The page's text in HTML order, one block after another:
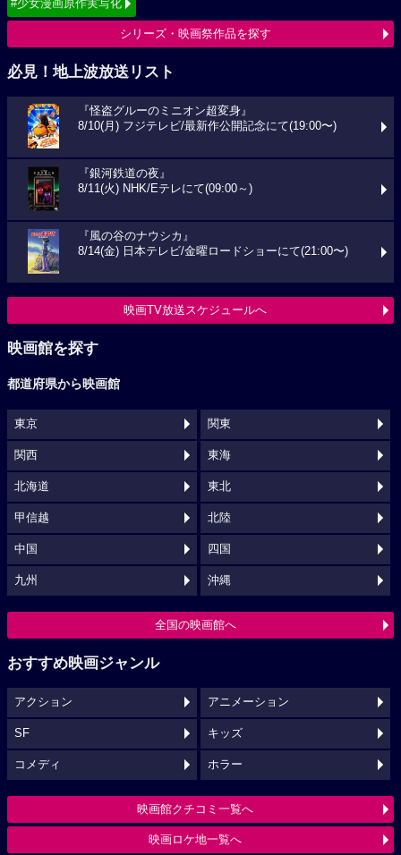
#少女漫画原作実写化
シリーズ・映画祭作品を探す
必見！地上波放送リスト
『怪盗グルーのミニオン超変身』
8/10(月) フジテレビ/最新作公開記念にて(19:00〜)
『銀河鉄道の夜』
8/11(火) NHK/Eテレにて(09:00～)
『風の谷のナウシカ』
8/14(金) 日本テレビ/金曜ロードショーにて(21:00〜)
映画TV放送スケジュールへ
映画館を探す
都道府県から映画館
東京 関東
関西 東海
北海道 東北
甲信越 北陸
中国 四国
九州 沖縄
全国の映画館へ
おすすめ映画ジャンル
アクション アニメーション
SF キッズ
コメディ ホラー
映画館クチコミ一覧へ
映画ロケ地一覧へ